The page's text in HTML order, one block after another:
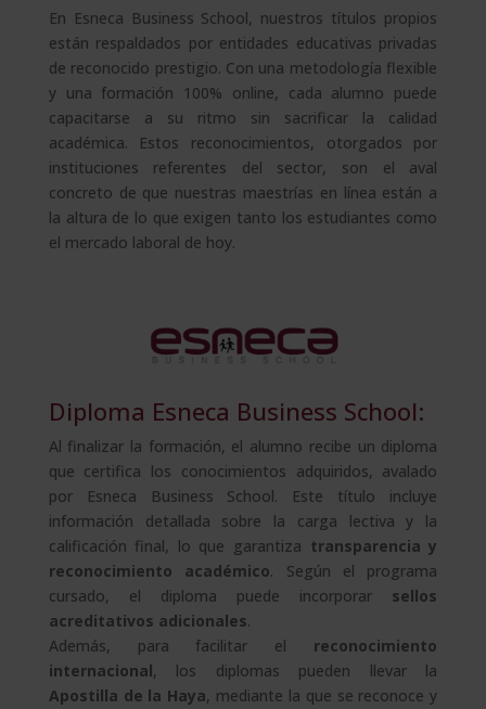
En Esneca Business School, nuestros títulos propios
están respaldados por entidades educativas privadas
de reconocido prestigio. Con una metodología flexible
y una formación 100% online, cada alumno puede
capacitarse a su ritmo sin sacrificar la calidad
académica. Estos reconocimientos, otorgados por
instituciones referentes del sector, son el aval
concreto de que nuestras maestrías en línea están a
la altura de lo que exigen tanto los estudiantes como
el mercado laboral de hoy.
Diploma Esneca Business School:
Al finalizar la formación, el alumno recibe un diploma
que certifica los conocimientos adquiridos, avalado
por Esneca Business School. Este título incluye
información detallada sobre la carga lectiva y la
calificación final, lo que garantiza transparencia y
reconocimiento académico. Según el programa
cursado, el diploma puede incorporar sellos
acreditativos adicionales.
Además, para facilitar el reconocimiento
internacional, los diplomas pueden llevar la
Apostilla de la Haya, mediante la que se reconoce y